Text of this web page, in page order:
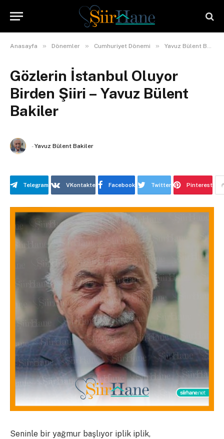
Anasayfa » Dönemler » Cumhuriyet Dönemi » Yavuz Bülent Bakiler
Gözlerin İstanbul Oluyor
Birden Şiiri – Yavuz Bülent
Bakiler
-Yavuz Bülent Bakiler
Telegram VKontakte Facebook Twitter Pinterest
Seninle bir yağmur başlıyor iplik iplik,